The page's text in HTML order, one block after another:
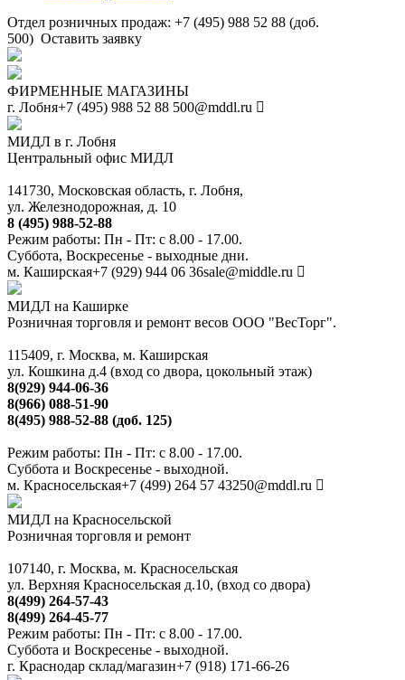
Отдел розничных продаж: +7 (495) 988 52 88 (доб.
500) Оставить заявку
ФИРМЕННЫЕ МАГАЗИНЫ
г. Лобня+7 (495) 988 52 88 500@mddl.ru
МИДЛ в г. Лобня
Центральный офис МИДЛ
141730, Московская область, г. Лобня,
ул. Железнодорожная, д. 10
8 (495) 988-52-88
Режим работы: Пн - Пт: с 8.00 - 17.00.
Суббота, Воскресенье - выходные дни.
м. Каширская+7 (929) 944 06 36sale@middle.ru
МИДЛ на Каширке
Розничная торговля и ремонт весов ООО "ВесТорг".
115409, г. Москва, м. Каширская
ул. Кошкина д.4 (вход со двора, цокольный этаж)
8(929) 944-06-36
8(966) 088-51-90
8(495) 988-52-88 (доб. 125)
Режим работы: Пн - Пт: с 8.00 - 17.00.
Суббота и Воскресенье - выходной.
м. Красносельская+7 (499) 264 57 43250@mddl.ru
МИДЛ на Красносельской
Розничная торговля и ремонт
107140, г. Москва, м. Красносельская
ул. Верхняя Красносельская д.10, (вход со двора)
8(499) 264-57-43
8(499) 264-45-77
Режим работы: Пн - Пт: с 8.00 - 17.00.
Суббота и Воскресенье - выходной.
г. Краснодар склад/магазин+7 (918) 171-66-26